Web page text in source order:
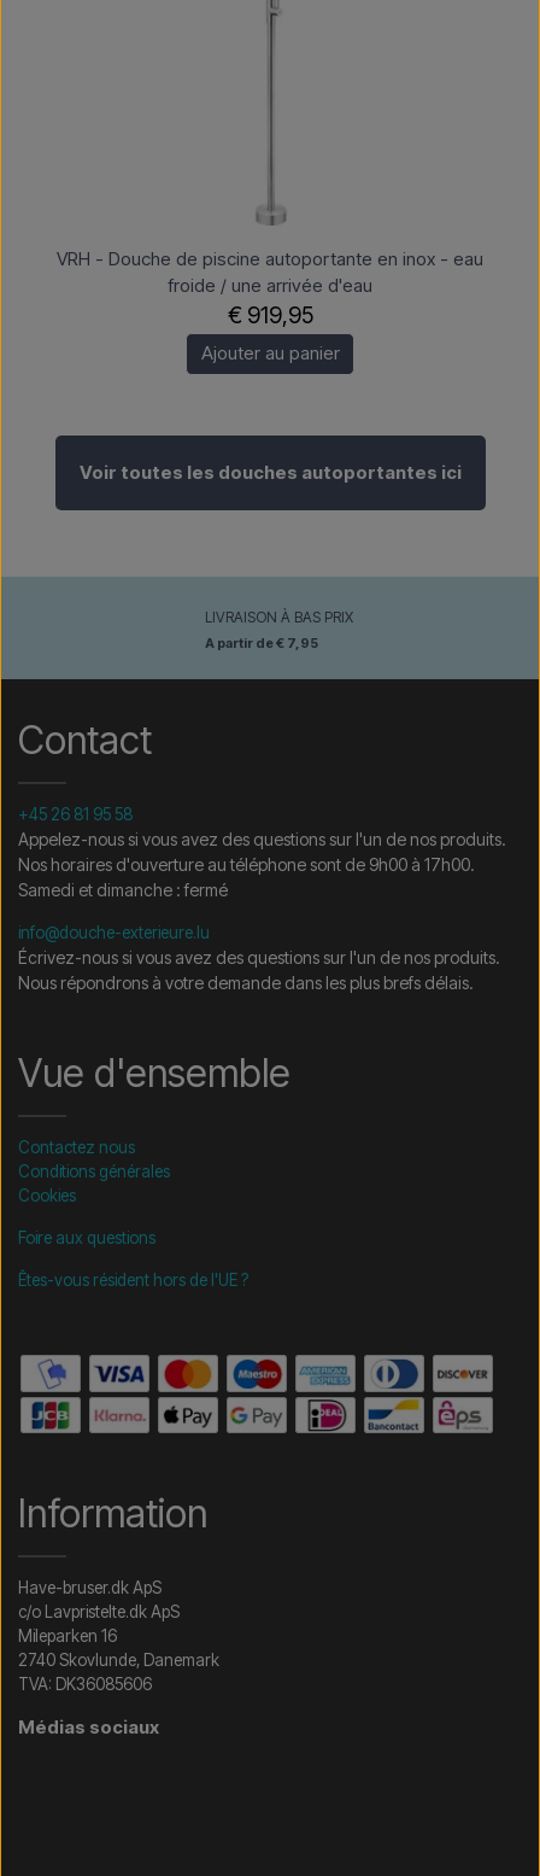
VRH - Douche de piscine autoportante en inox - eau
froide / une arrivée d'eau
€ 919,95
Ajouter au panier
Voir toutes les douches autoportantes ici
LIVRAISON À BAS PRIX
A partir de € 7,95
Contact
+45 26 81 95 58
Appelez-nous si vous avez des questions sur l'un de nos produits.
Nos horaires d'ouverture au téléphone sont de 9h00 à 17h00.
Samedi et dimanche : fermé
info@douche-exterieure.lu
Écrivez-nous si vous avez des questions sur l'un de nos produits.
Nous répondrons à votre demande dans les plus brefs délais.
Vue d'ensemble
Contactez nous
Conditions générales
Cookies
Foire aux questions
Êtes-vous résident hors de l'UE ?
Information
Have-bruser.dk ApS
c/o Lavpristelte.dk ApS
Mileparken 16
2740 Skovlunde, Danemark
TVA: DK36085606
Médias sociaux